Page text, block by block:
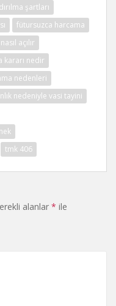
şartları
fütursuzca harcama
açılır
kararı nedir
nedenleri
nedeniyle vasi tayini
tmk 406
alanlar * ile